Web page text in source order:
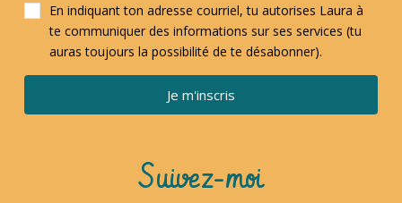
En indiquant ton adresse courriel, tu autorises Laura à
te communiquer des informations sur ses services (tu
auras toujours la possibilité de te désabonner).
Je m'inscris
Suivez-moi